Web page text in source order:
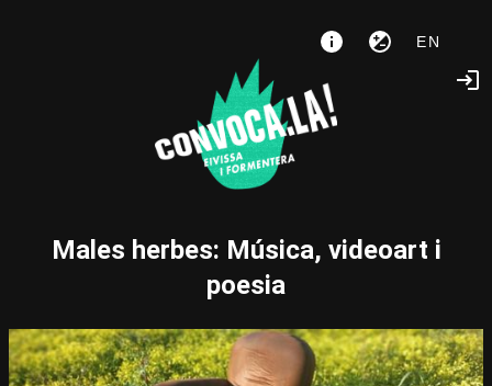
EN
Males herbes: Música, videoart i
poesia